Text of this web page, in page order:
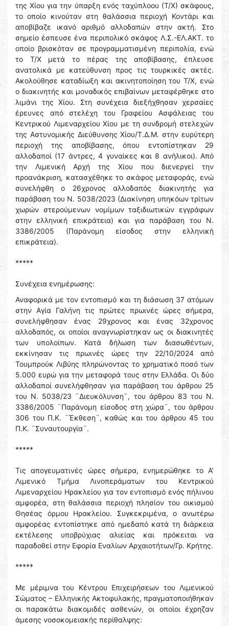
της Χίου για την ύπαρξη ενός ταχύπλοου (Τ/Χ) σκάφους,
το οποίο κινούταν στη θαλάσσια περιοχή Κοντάρι και
αποβίβαζε ικανό αριθμό αλλοδαπών στην ακτή. Στο
σημείο έσπευσε ένα περιπολικό σκάφος Λ.Σ.-ΕΛ.ΑΚΤ. το
οποίο βρισκόταν σε προγραμματισμένη περιπολία, ενώ
το Τ/Χ μετά το πέρας της αποβίβασης, έπλευσε
ανατολικά με κατεύθυνση προς τις τουρκικές ακτές.
Ακολούθησε καταδίωξη και ακινητοποίηση του Τ/Χ, ενώ
ο διακινητής και μοναδικός επιβαίνων μεταφέρθηκε στο
λιμάνι της Χίου. Στη συνέχεια διεξήχθησαν χερσαίες
έρευνες από στελέχη του Γραφείου Ασφάλειας του
Κεντρικού Λιμεναρχείου Χίου με τη συνδρομή στελεχών
της Αστυνομικής Διεύθυνσης Χίου/Τ.Δ.Μ. στην ευρύτερη
περιοχή της αποβίβασης, όπου εντοπίστηκαν 29
αλλοδαποί (17 άντρες, 4 γυναίκες και 8 ανήλικοι). Από
την Λιμενική Αρχή της Χίου που διενεργεί την
προανάκριση, κατασχέθηκε το σκάφος μεταφοράς, ενώ
συνελήφθη ο 26χρονος αλλοδαπός διακινητής για
παράβαση του Ν. 5038/2023 (Διακίνηση υπηκόων τρίτων
χωρών στερούμενων νομίμων ταξιδιωτικών εγγράφων
στην ελληνική επικράτεια) και για παράβαση του Ν.
3386/2005 (Παράνομη είσοδος στην ελληνική
επικράτεια).
*****
Συνέχεια ενημέρωσης:
Αναφορικά με τον εντοπισμό και τη διάσωση 37 ατόμων
στην Αγία Γαλήνη τις πρώτες πρωινές ώρες σήμερα,
συνελήφθησαν ένας 29χρονος και ένας 32χρονος
αλλοδαπός, οι οποίοι αναγνωρίστηκαν ως οι διακινητές
των υπολοίπων. Κατά δήλωση των διασωθέντων,
εκκίνησαν τις πρωινές ώρες την 22/10/2024 από
Τουμπρούκ Λιβύης πληρώνοντας το χρηματικό ποσό των
5.000 ευρώ για την μεταφορά τους στην Ελλάδα. Οι δύο
αλλοδαποί συνελήφθησαν για παράβαση του άρθρου 25
του Ν. 5038/23 ¨Διευκόλυνση¨, του άρθρου 83 του Ν.
3386/2005 ¨Παράνομη είσοδος στη χώρα¨, του άρθρου
306 του Π.Κ. ¨Έκθεση¨, καθώς και του άρθρου 45 του
Π.Κ. ¨Συναυτουργία¨.
*****
Τις απογευματινές ώρες σήμερα, ενημερώθηκε το Α’
Λιμενικό Τμήμα Λινοπεράματων του Κεντρικού
Λιμεναρχείου Ηρακλείου για τον εντοπισμό ενός πήλινου
αμφορέα, στη θαλάσσια περιοχή πλησίον του οικισμού
Θησέας όρμου Ηρακλείου. Συγκεκριμένα, ο ανωτέρω
αμφορέας εντοπίστηκε από ημεδαπό κατά τη διάρκεια
εκτέλεσης υποβρύχιας αλιείας και πρόκειται να
παραδοθεί στην Εφορία Εναλίων Αρχαιοτήτων/Γρ. Κρήτης.
*****
Με μέριμνα του Κέντρου Επιχειρήσεων του Λιμενικού
Σώματος – Ελληνικής Ακτοφυλακής, πραγματοποιήθηκαν
οι παρακάτω διακομιδές ασθενών, οι οποίοι έχρηζαν
άμεσης νοσοκομειακής περίθαλψης: